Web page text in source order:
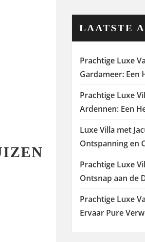
LAATSTE
Prachtige Luxe
Gardameer: Een
Prachtige Luxe
Ardennen: Een
Luxe Villa met
Ontspanning en
Prachtige Luxe
Ontsnap aan de
Prachtige Luxe
Ervaar Pure